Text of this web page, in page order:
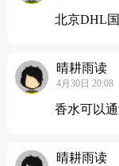
北京DHL
晴耕雨读
4月30日 20:08
香水可以
晴耕雨读